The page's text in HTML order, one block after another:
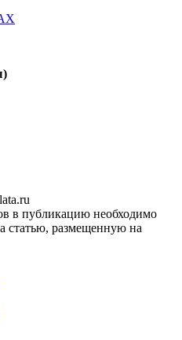
в публикацию необходимо
статью, размещенную на